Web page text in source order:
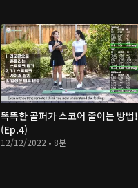
똑똑한 골퍼가 스코어 줄이는 방법!
(Ep.4)
12/12/2022 • 8분